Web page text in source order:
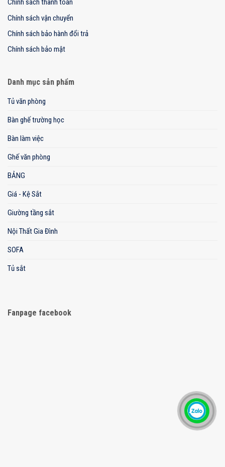
Chính sách thanh toán
Chính sách vận chuyển
Chính sách bảo hành đổi trả
Chính sách bảo mật
Danh mục sản phẩm
Tủ văn phòng
Bàn ghế trường học
Bàn làm việc
Ghế văn phòng
BẢNG
Giá - Kệ Sắt
Giường tầng sắt
Nội Thất Gia Đình
SOFA
Tủ sắt
Fanpage facebook